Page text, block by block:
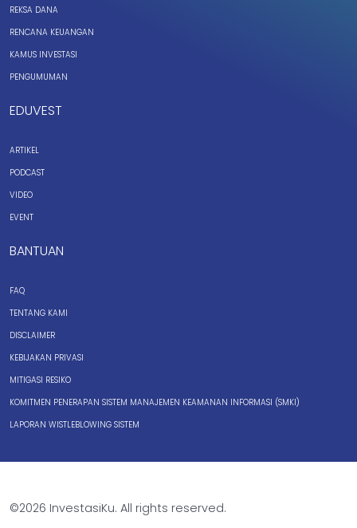
REKSA DANA
RENCANA KEUANGAN
KAMUS INVESTASI
PENGUMUMAN
EDUVEST
ARTIKEL
PODCAST
VIDEO
EVENT
BANTUAN
FAQ
TENTANG KAMI
DISCLAIMER
KEBIJAKAN PRIVASI
MITIGASI RESIKO
KOMITMEN PENERAPAN SISTEM MANAJEMEN KEAMANAN INFORMASI (SMKI)
LAPORAN WISTLEBLOWING SISTEM
©2026 InvestasiKu. All rights reserved.